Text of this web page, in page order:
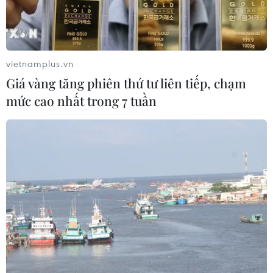
Standard Chartered và Allen & Overy ra mắt hướng dẫn quy
định thanh toán tại Việt Nam. (Ảnh: Vietnam+)
Đại diện Standard Chartered ngày 15/3 cho biết
vietnamplus.vn
Giá vàng tăng phiên thứ tư liên tiếp, chạm
mức cao nhất trong 7 tuần